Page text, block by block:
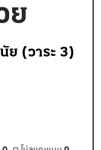
ย
ย (วาระ 3)